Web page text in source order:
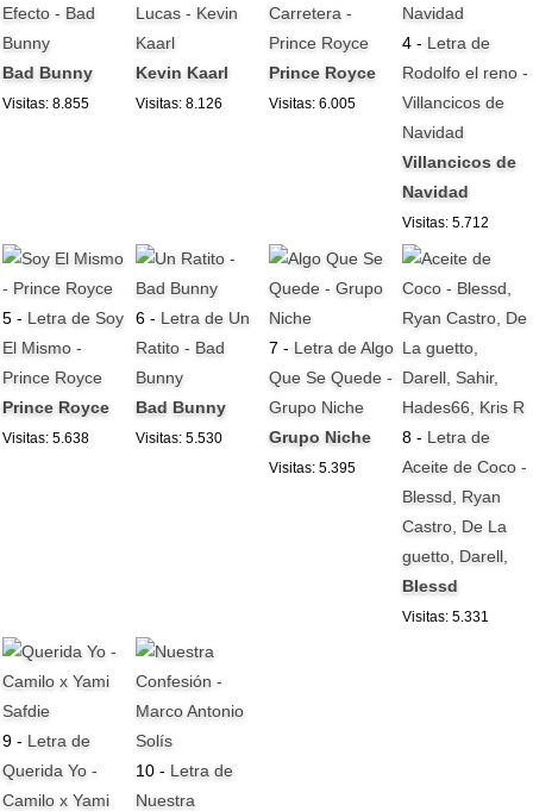
Efecto - Bad
Bunny
Bad Bunny
Visitas: 8.855
Lucas - Kevin
Kaarl
Kevin Kaarl
Visitas: 8.126
Carretera -
Prince Royce
Prince Royce
Visitas: 6.005
4 - Letra de
Rodolfo el reno -
Villancicos de
Navidad
Villancicos de
Navidad
Visitas: 5.712
5 - Letra de Soy
El Mismo -
Prince Royce
Prince Royce
Visitas: 5.638
6 - Letra de Un
Ratito - Bad
Bunny
Bad Bunny
Visitas: 5.530
7 - Letra de Algo
Que Se Quede -
Grupo Niche
Grupo Niche
Visitas: 5.395
8 - Letra de
Aceite de Coco -
Blessd, Ryan
Castro, De La
guetto, Darell,
Blessd
Visitas: 5.331
9 - Letra de
Querida Yo -
Camilo x Yami
10 - Letra de
Nuestra